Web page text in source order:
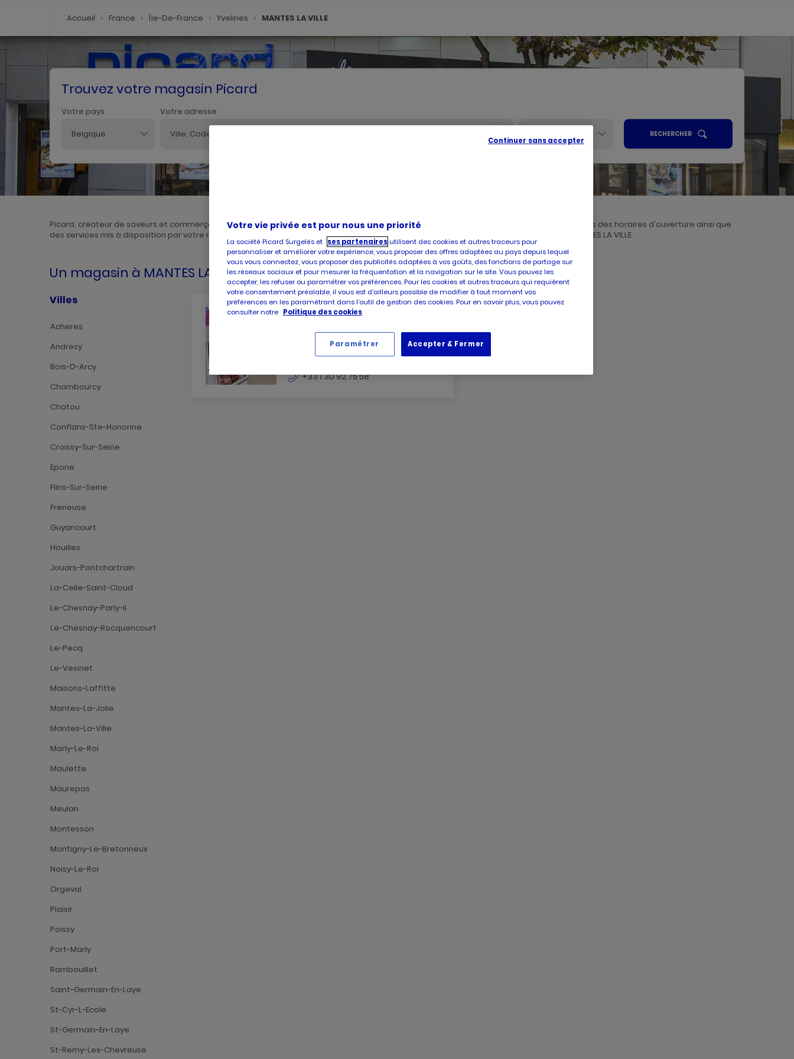
Accueil France Île-De-France Yvelines MANTES LA VILLE
Trouvez votre magasin Picard
Votre pays
Belgique
Votre adresse
SE
GÉOLOCALISER
RECHERCHERUN
POINT
VENTE
Picard, créateur de saveurs et commerçant de proximité, vous accueille dans l'un de ses magasins à MANTES LA VILLE. Prenez connaissances des horaires d'ouverture ainsi que
des services mis à disposition par votre magasin. Pour l'achat et la livraison de produits surgelés de qualité, faites confiance à Picard MANTES LA VILLE
Un magasin à MANTES LA VILLE
Villes
Acheres
Andresy
Bois-D-Arcy
Chambourcy
Chatou
Conflans-Ste-Honorine
Croissy-Sur-Seine
Epone
Flins-Sur-Seine
Freneuse
Guyancourt
Houilles
Jouars-Pontchartrain
La-Celle-Saint-Cloud
Le-Chesnay-Parly-Ii
Le-Chesnay-Rocquencourt
Le-Pecq
Le-Vesinet
Maisons-Laffitte
Mantes-La-Jolie
Mantes-La-Ville
Marly-Le-Roi
Maulette
Maurepas
Meulan
Montesson
Montigny-Le-Bretonneux
Noisy-Le-Roi
Orgeval
Plaisir
Poissy
Port-Marly
Rambouillet
Saint-Germain-En-Laye
St-Cyr-L-Ecole
St-Germain-En-Laye
St-Remy-Les-Chevreuse
PICARD
Picard Mantes
1 rue de l'ouest
78711 Mantes la ville
+33 1 30 92 75 58numéro
Votre vie privée est pour nous une priorité
La société Picard Surgelés et ses partenairesutilisent des cookies et autres traceurs pour
personnaliser et améliorer votre expérience, vous proposer des offres adaptées au pays depuis lequel
vous vous connectez, vous proposer des publicités adaptées à vos goûts, des fonctions de partage sur
les réseaux sociaux et pour mesurer la fréquentation et la navigation sur le site. Vous pouvez les
accepter, les refuser ou paramétrer vos préférences. Pour les cookies et autres traceurs qui requièrent
votre consentement préalable, il vous est d’ailleurs possible de modifier à tout moment vos
préférences en les paramétrant dans l’outil de gestion des cookies. Pour en savoir plus, vous pouvez
consulter notre Politique des cookies
Accepter & Fermer
Paramétrer
Continuer sans accepter